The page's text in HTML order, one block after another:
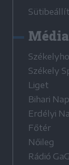
Székely
Liget
Bihari
Erdélyi
Főtér
Nőileg
Rádió